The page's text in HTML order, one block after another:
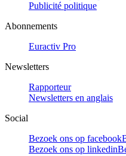
Publicité politique
Abonnements
Euractiv Pro
Newsletters
Rapporteur
Newsletters en anglais
Social
Bezoek ons op facebook
Bezoek ons op linkedin